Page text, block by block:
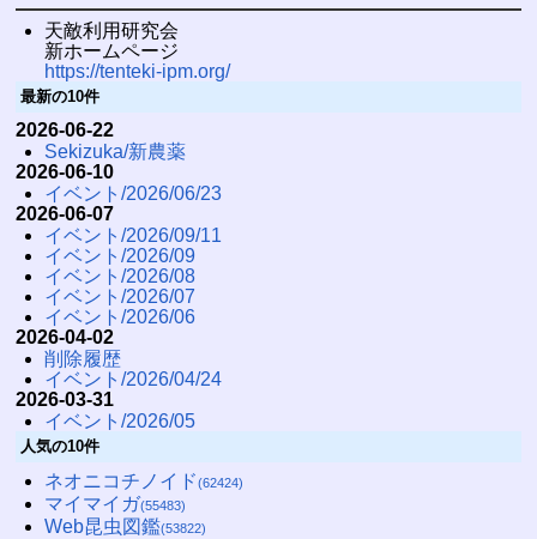
天敵利用研究会
新ホームページ
https://tenteki-ipm.org/
最新の10件
2026-06-22
Sekizuka/新農薬
2026-06-10
イベント/2026/06/23
2026-06-07
イベント/2026/09/11
イベント/2026/09
イベント/2026/08
イベント/2026/07
イベント/2026/06
2026-04-02
削除履歴
イベント/2026/04/24
2026-03-31
イベント/2026/05
人気の10件
ネオニコチノイド(62424)
マイマイガ(55483)
Web昆虫図鑑(53822)